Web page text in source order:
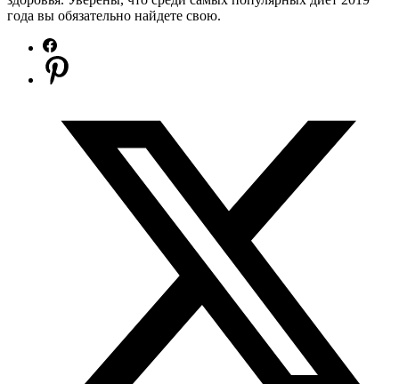
года вы обязательно найдете свою.